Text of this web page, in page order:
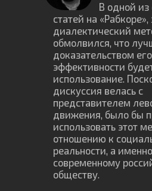
В одной из
статей на
диалектический
обмолвился, что
доказательством его
эффективности
использование.
дискуссия велась с
представителем
движения, было бы
использовать этот
отношению к
реальности, а
современному
обществу.